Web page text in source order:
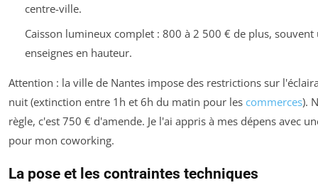
centre-ville.
Caisson lumineux complet : 800 à 2 500 € de plus,
enseignes en hauteur.
Attention : la ville de Nantes impose des restrictions sur
nuit (extinction entre 1h et 6h du matin pour les commerces).
règle, c'est 750 € d'amende. Je l'ai appris à mes dépens avec
pour mon coworking.
La pose et les contraintes techniques